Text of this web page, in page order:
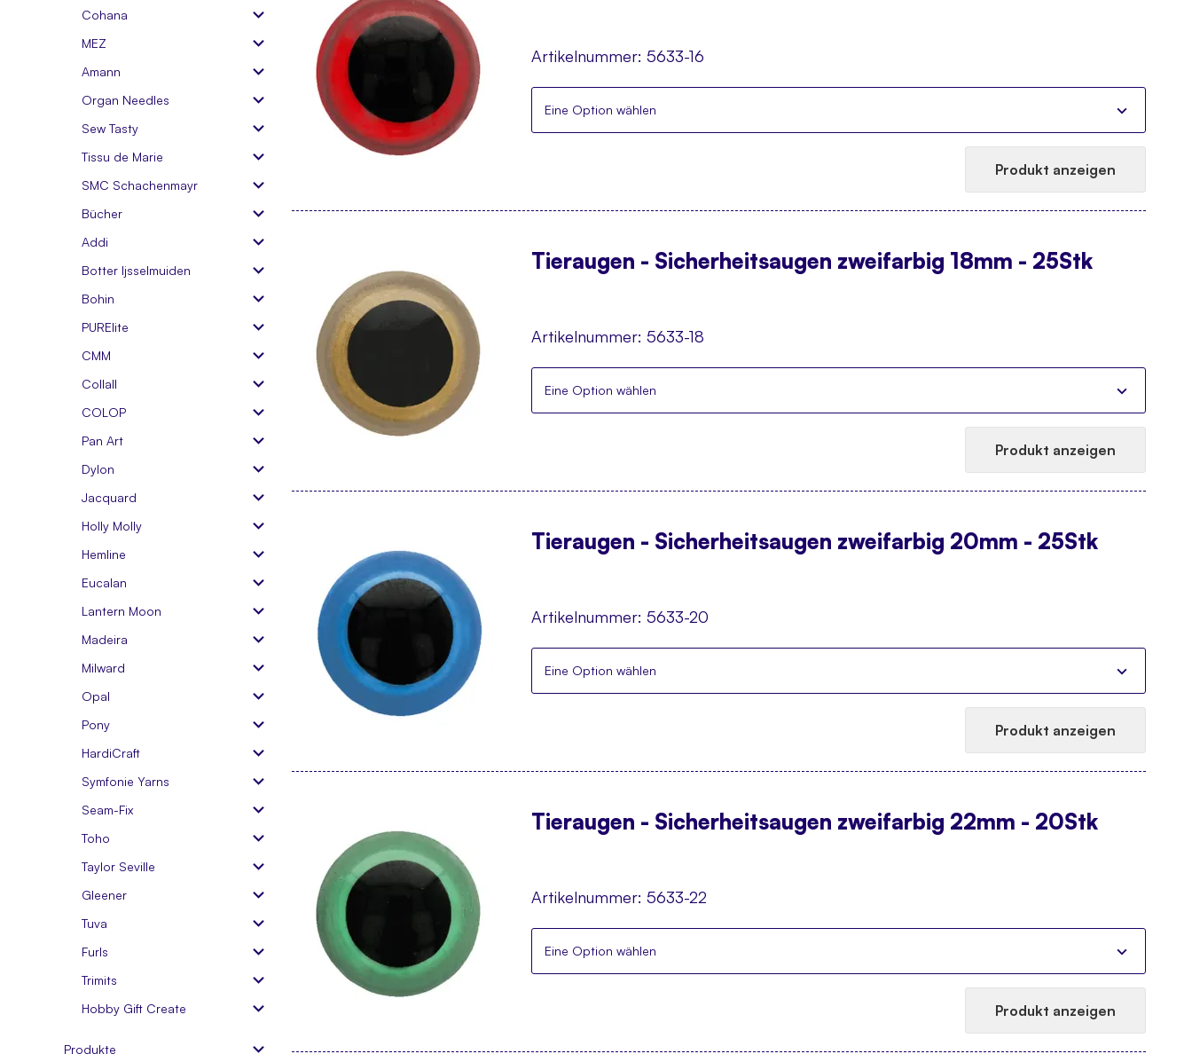
Artikelnummer: 5633-16
Eine Option wählen
Produkt anzeigen
Tieraugen - Sicherheitsaugen zweifarbig 18mm - 25Stk
Artikelnummer: 5633-18
Eine Option wählen
Produkt anzeigen
Tieraugen - Sicherheitsaugen zweifarbig 20mm - 25Stk
Artikelnummer: 5633-20
Eine Option wählen
Produkt anzeigen
Tieraugen - Sicherheitsaugen zweifarbig 22mm - 20Stk
Artikelnummer: 5633-22
Eine Option wählen
Produkt anzeigen
Cohana
MEZ
Amann
Organ Needles
Sew Tasty
Tissu de Marie
SMC Schachenmayr
Bücher
Addi
Botter Ijsselmuiden
Bohin
PURElite
CMM
Collall
COLOP
Pan Art
Dylon
Jacquard
Holly Molly
Hemline
Eucalan
Lantern Moon
Madeira
Milward
Opal
Pony
HardiCraft
Symfonie Yarns
Seam-Fix
Toho
Taylor Seville
Gleener
Tuva
Furls
Trimits
Hobby Gift Create
Produkte